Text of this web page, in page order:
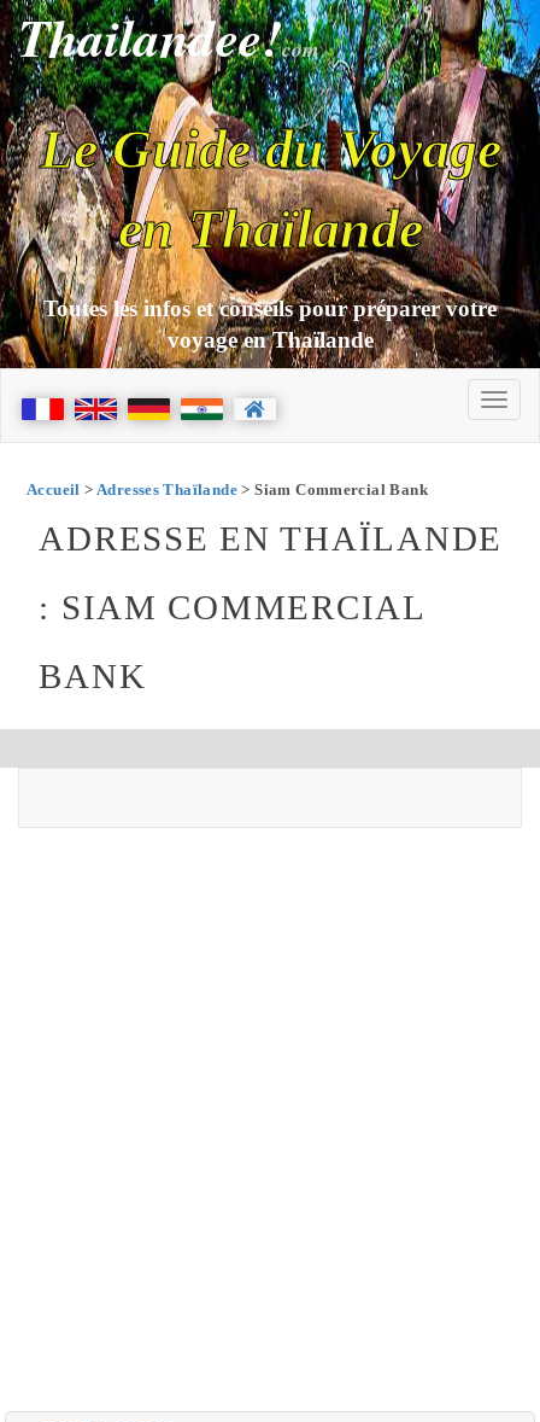
Thailandee!com
Le Guide du Voyage
en Thaïlande
Toutes les infos et conseils pour préparer votre
voyage en Thaïlande
Accueil > Adresses Thaïlande > Siam Commercial Bank
ADRESSE EN THAÏLANDE
: SIAM COMMERCIAL
BANK